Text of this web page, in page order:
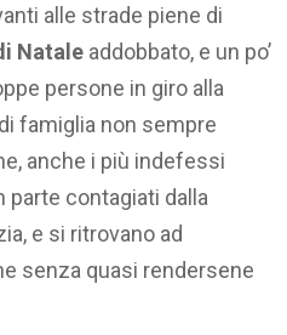
alle strade piene di
Natale addobbato, e un po’
persone in giro alla
famiglia non sempre
anche i più indefessi
parte contagiati dalla
e si ritrovano ad
senza quasi rendersene